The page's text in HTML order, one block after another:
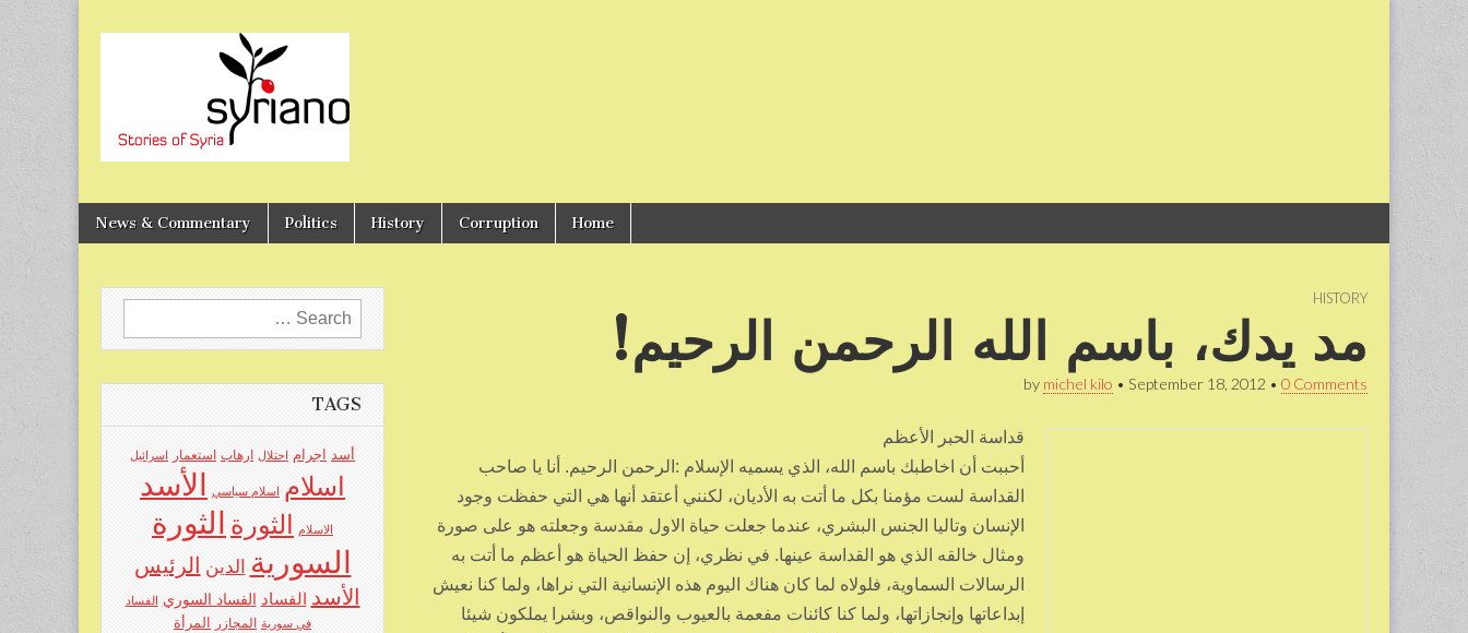
syriano
menu
Home
Corruption
History
Politics
News & Commentary
HISTORY
مد يدك، باسم الله الرحمن الرحيم!
by michel kilo • September 18, 2012 • 0 Comments
قداسة الحبر الأعظم
أحببت أن اخاطبك باسم الله، الذي يسميه الإسلام :الرحمن الرحيم. أنا يا صاحب
القداسة لست مؤمنا بكل ما أتت به الأديان، لكنني أعتقد أنها هي التي حفظت وجود
الإنسان وتاليا الجنس البشري، عندما جعلت حياة الاول مقدسة وجعلته هو على صورة
ومثال خالقه الذي هو القداسة عينها. في نظري، إن حفظ الحياة هو أعظم ما أتت به
الرسالات السماوية، فلولاه لما كان هناك اليوم هذه الإنسانية التي نراها، ولما كنا نعيش
إبداعاتها وإنجازاتها، ولما كنا كائنات مفعمة بالعيوب والنواقص، وبشرا يملكون شيئا
Search
for:
TAGS
أسد اجرام احتلال ارهاب استعمار اسرائيل
اسلام اسلام سياسي الأسد
الاسلام الثورة الثورة
السورية
الدين
الرئيس
الأسد
الفساد الفساد السوري الفساد
في سورية
المجازر المرأة